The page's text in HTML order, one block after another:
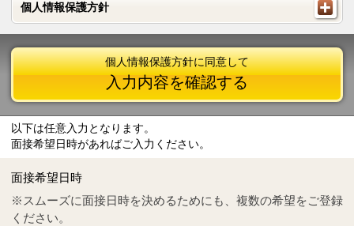
個人情報保護方針
個人情報保護方針
Tel
0570-55-0314
個人情報保護方針に同意して
入力内容を確認する
以下は任意入力となります。
面接希望日時があればご入力ください。
面接希望日時
※スムーズに面接日時を決めるためにも、複数の希望をご登録
ください。